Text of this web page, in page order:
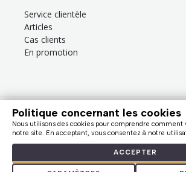
Service clientèle
Articles
Cas clients
En promotion
Besoin d’aide?Consultez laFAQ ou la section
Nous facturons en dollars canadiens (taxes
© Distribution DPA, 2009 - 2026
Politique concernant les cookies
Nous utilisons des cookies pour comprendre comment
notre site. En acceptant, vous consentez à notre
ACCEPTER